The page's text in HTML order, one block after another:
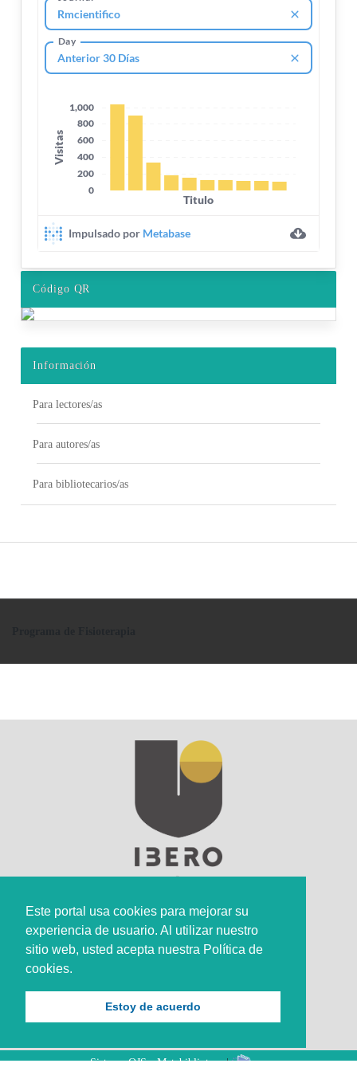
Este portal usa cookies para mejorar su
experiencia de usuario. Al utilizar nuestro
sitio web, usted acepta nuestra Política de
cookies.
Estoy de acuerdo
Código QR
Información
Para lectores/as
Para autores/as
Para bibliotecarios/as
Sede Principal
Calle 67 #5-27; Bogotá, Colombia.
+57 (601) 742 6582 Opción 1
+57 301 307 8410
Sistema OJS - Metabiblioteca|